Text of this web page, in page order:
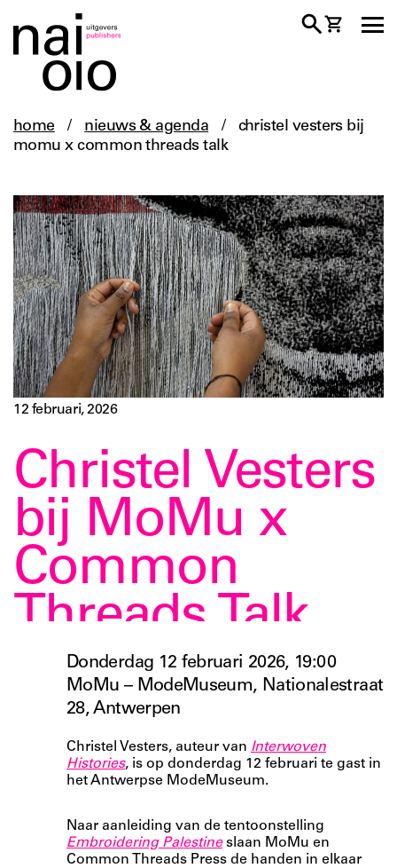
home / nieuws & agenda /
christel vesters bij
momu x common threads talk
12 februari, 2026
Christel Vesters
bij MoMu x
Common
Threads Talk
Donderdag 12 februari 2026, 19:00
MoMu – ModeMuseum, Nationalestraat
28, Antwerpen
Christel Vesters, auteur van Interwoven
Histories, is op donderdag 12 februari te gast in
het Antwerpse ModeMuseum.
Naar aanleiding van de tentoonstelling
Embroidering Palestine slaan MoMu en
Common Threads Press de handen in elkaar